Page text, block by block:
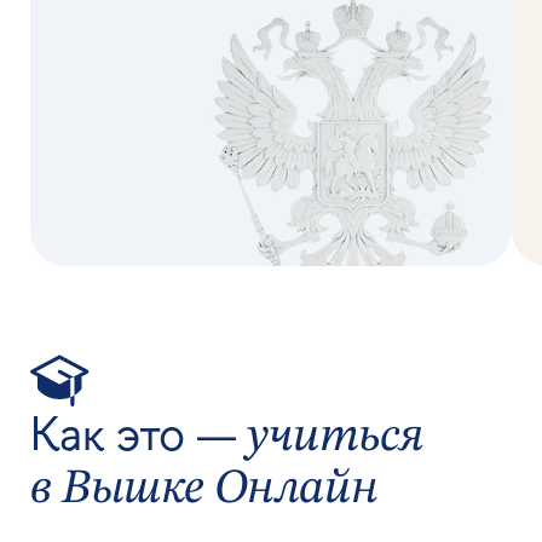
Сделайте первый
шаг — запишитесь
на консультацию
Мы свяжемся с вами по телефону —
расскажем о программе и ответим
на все вопросы. Это бесплатно